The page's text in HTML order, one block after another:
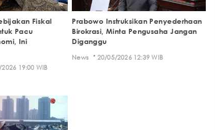
Fiskal
Pacu
Ini
19:00 WIB
Prabowo Instruksikan Penyederhaan
Birokrasi, Minta Pengusaha Jangan
Diganggu
News · 20/05/2026 12:39 WIB